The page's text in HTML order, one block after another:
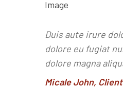
Duis aute irure
dolore eu fugiat
dolore magna
Micale John, Client